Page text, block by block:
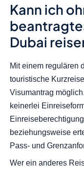
Kann ich
Dubai
Mit einem regulären
touristische
Visumantrag
keinerlei
beziehungsweise
Pass- und
Wer ein anderes